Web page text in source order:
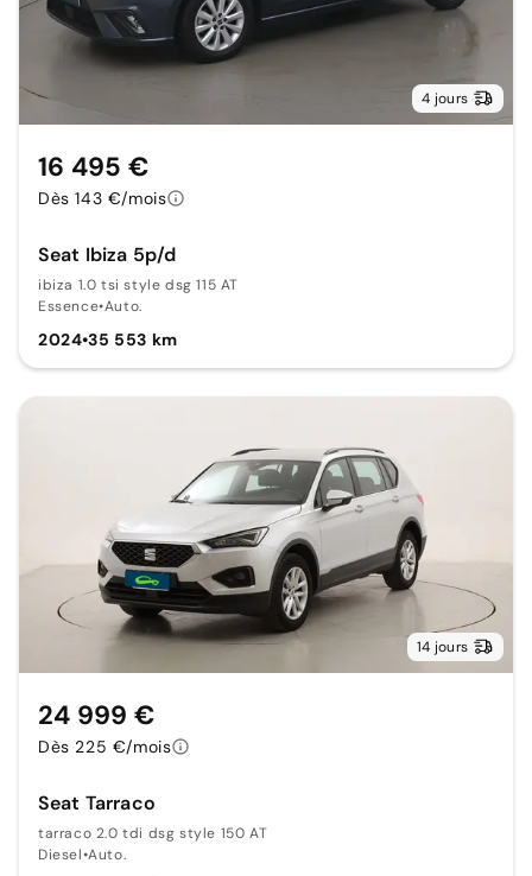
4 jours
Seat Ibiza 5p/d
ibiza 1.0 tsi style dsg 115 AT
Essence•Auto.
2024•35 553 km
16 495 €
Dès 143 €/mois
14 jours
Seat Tarraco
tarraco 2.0 tdi dsg style 150 AT
Diesel•Auto.
24 999 €
Dès 225 €/mois